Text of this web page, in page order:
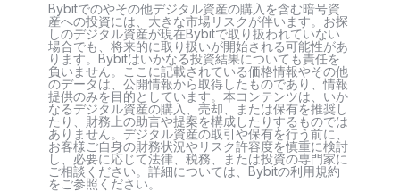
Bybitでのやその他デジタル資産の購入を含む暗号資
産への投資には、大きな市場リスクが伴います。お探
しのデジタル資産が現在Bybitで取り扱われていない
場合でも、将来的に取り扱いが開始される可能性があ
ります。Bybitはいかなる投資結果についても責任を
負いません。ここに記載されている価格情報やその他
のデータは、公開情報から取得したものであり、情報
提供のみを目的としています。本コンテンツは、いか
なるデジタル資産の購入、売却、または保有を推奨し
たり、財務上の助言や提案を構成したりするものでは
ありません。デジタル資産の取引や保有を行う前に、
お客様ご自身の財務状況やリスク許容度を慎重に検討
し、必要に応じて法律、税務、または投資の専門家に
ご相談ください。詳細については、Bybitの利用規約
をご参照ください。